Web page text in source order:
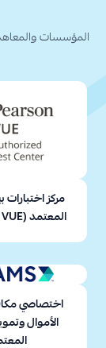
المؤسسات والمعاهد
مركز اختبارات
المعتمد (Pearson VUE)
اختصاصي
الأموال
المعتمد